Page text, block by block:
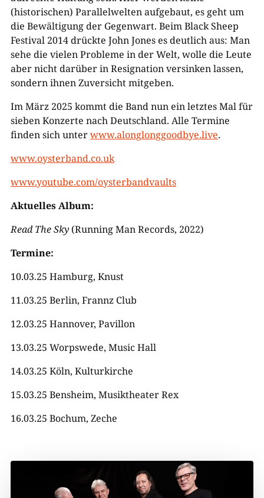
(historischen) Parallelwelten aufgebaut, es geht um
die Bewältigung der Gegenwart. Beim Black Sheep
Festival 2014 drückte John Jones es deutlich aus: Man
sehe die vielen Probleme in der Welt, wolle die Leute
aber nicht darüber in Resignation versinken lassen,
sondern ihnen Zuversicht mitgeben.
Im März 2025 kommt die Band nun ein letztes Mal für
sieben Konzerte nach Deutschland. Alle Termine
finden sich unterwww.alonglonggoodbye.live.
www.oysterband.co.uk
www.youtube.com/oysterbandvaults
Aktuelles Album:
Read The Sky(Running Man Records, 2022)
Termine:
10.03.25 Hamburg, Knust
11.03.25 Berlin, Frannz Club
12.03.25 Hannover, Pavillon
13.03.25 Worpswede, Music Hall
14.03.25 Köln, Kulturkirche
15.03.25 Bensheim, Musiktheater Rex
16.03.25 Bochum, Zeche